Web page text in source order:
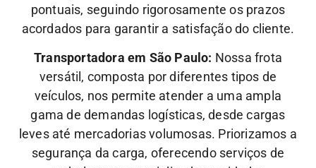
pontuais, seguindo rigorosamente os prazos
acordados para garantir a satisfação do cliente.
Transportadora em São Paulo: Nossa frota
versátil, composta por diferentes tipos de
veículos, nos permite atender a uma ampla
gama de demandas logísticas, desde cargas
leves até mercadorias volumosas. Priorizamos a
segurança da carga, oferecendo serviços de